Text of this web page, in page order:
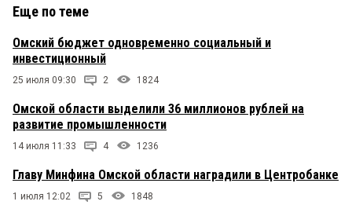
Еще по теме
Омский бюджет одновременно социальный и
инвестиционный
25 июля 09:30 2 1824
Омской области выделили 36 миллионов рублей на
развитие промышленности
14 июля 11:33 4 1236
Главу Минфина Омской области наградили в Центробанке
1 июля 12:02 5 1848